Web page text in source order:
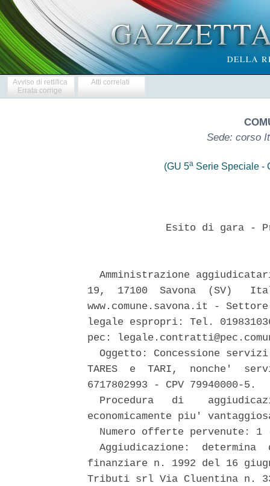
Avviso di rettifica
Errata corrige
Atti correlati
Sede: corso
(GU 5a Serie Speciale -
Esito di gara -
Amministrazione
19,  17100  Savona  (SV)
www.comune.savona.it -
legale espropri: Tel.
pec:
Oggetto: Concessione
TARES  e  TARI,  nonche'
6717802993 - CPV 79940000-5.
Procedura   di
economicamente piu'
Numero offerte pervenute: 1
Aggiudicazione:  determina
finanziare n. 1992 del 16
Tributi srl Via Cluentina n.